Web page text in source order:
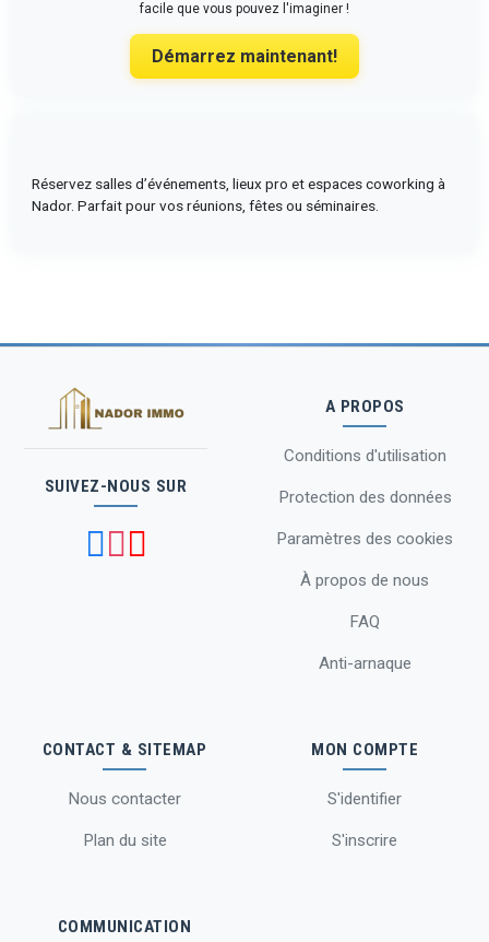
facile que vous pouvez l'imaginer !
Démarrez maintenant!
Réservez salles d’événements, lieux pro et espaces coworking à
Nador. Parfait pour vos réunions, fêtes ou séminaires.
SUIVEZ-NOUS SUR
A PROPOS
Conditions d'utilisation
Protection des données
Paramètres des cookies
À propos de nous
FAQ
Anti-arnaque
CONTACT & SITEMAP
Nous contacter
Plan du site
MON COMPTE
S'identifier
S'inscrire
COMMUNICATION